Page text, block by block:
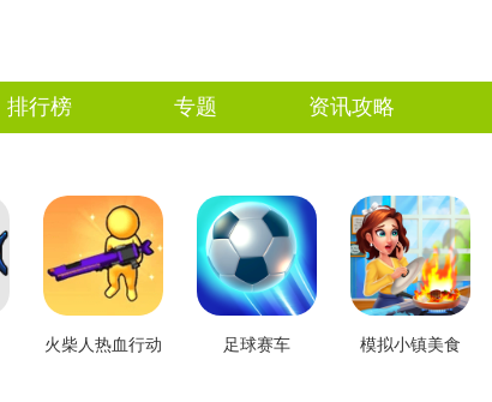
排行榜 专题 资讯攻略
火柴人热血行动 足球赛车 模拟小镇美食